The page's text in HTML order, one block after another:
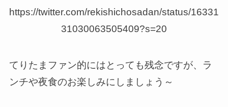
https://twitter.com/rekishichosadan/status/16331
31030063505409?s=20
てりたまファン的にはとっても残念ですが、ラ
ンチや夜食のお楽しみにしましょう～